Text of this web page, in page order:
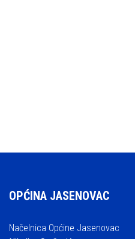
OPĆINA JASENOVAC
Načelnica Općine Jasenovac